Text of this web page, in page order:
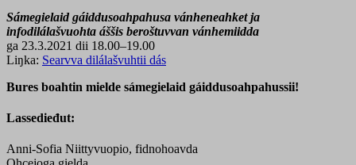
Sámegielaid gáiddusoahpahusa vánheneahket ja
infodilálašvuohta áššis beroštuvvan vánhemiidda
ga 23.3.2021 dii 18.00–19.00
Liŋka: Searvva dilálašvuhtii dás
Bures boahtin mielde sámegielaid gáiddusoahpahussii!
Lassedieđut:
Anni-Sofia Niittyvuopio, fidnohoavda